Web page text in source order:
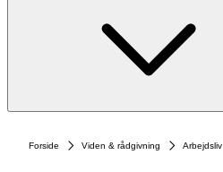
Forside Viden & rådgivning Arbejdsliv